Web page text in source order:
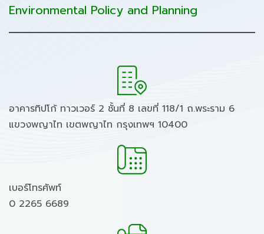
Environmental Policy and Planning
อาคารทิปโก้ ทาวเวอร์ 2 ชั้นที่ 8 เลขที่ 118/1 ถ.พระราม 6
แขวงพญาไท เขตพญาไท กรุงเทพฯ 10400
เบอร์โทรศัพท์
0 2265 6689